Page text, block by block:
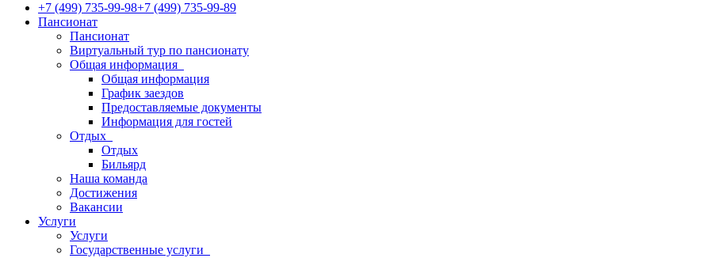
+7 (499) 735-99-98+7 (499) 735-99-89
Пансионат
Пансионат
Виртуальный тур по пансионату
Общая информация
Общая информация
График заездов
Предоставляемые документы
Информация для гостей
Отдых
Отдых
Бильярд
Наша команда
Достижения
Вакансии
Услуги
Услуги
Государственные услуги